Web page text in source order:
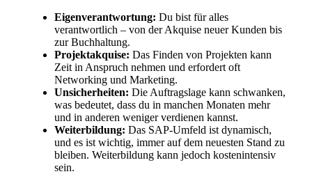
Eigenverantwortung: Du bist für alles
verantwortlich – von der Akquise neuer Kunden bis
zur Buchhaltung.
Projektakquise: Das Finden von Projekten kann
Zeit in Anspruch nehmen und erfordert oft
Networking und Marketing.
Unsicherheiten: Die Auftragslage kann schwanken,
was bedeutet, dass du in manchen Monaten mehr
und in anderen weniger verdienen kannst.
Weiterbildung: Das SAP-Umfeld ist dynamisch,
und es ist wichtig, immer auf dem neuesten Stand zu
bleiben. Weiterbildung kann jedoch kostenintensiv
sein.